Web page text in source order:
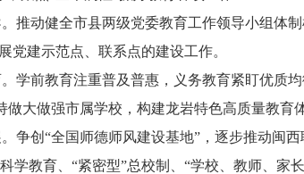
动健全市县两级党委教育工作领导小组体
党建示范点、联系点的建设工作。
前教育注重普及普惠，义务教育紧盯优质
大做强市属学校，构建龙岩特色高质量教育
创“全国师德师风建设基地”，逐步推动闽
学教育、“紧密型”总校制、“学校、教师、